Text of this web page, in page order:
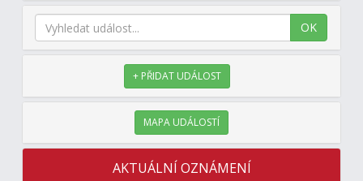
OK
+ PŘIDAT UDÁLOST
MAPA UDÁLOSTÍ
AKTUÁLNÍ OZNÁMENÍ